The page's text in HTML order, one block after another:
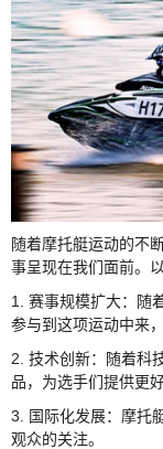
随着摩托艇运动的不
事呈现在我们面前。
1. 赛事规模扩大：随
参与到这项运动中来
2. 技术创新：随着科
品，为选手们提供更
3. 国际化发展：摩托
观众的关注。